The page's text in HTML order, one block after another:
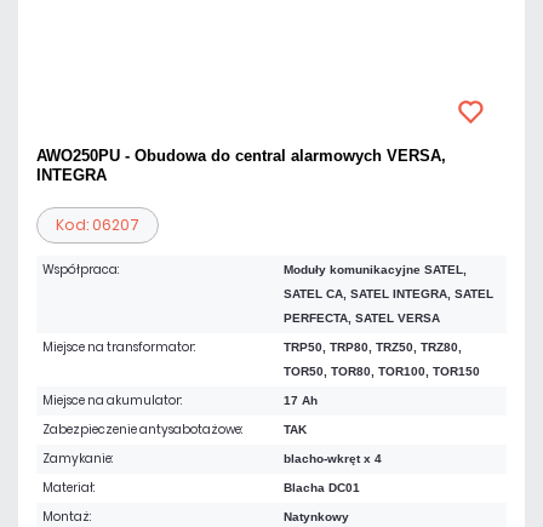
AWO250PU - Obudowa do central alarmowych VERSA,
INTEGRA
Kod: 06207
Współpraca:
Moduły komunikacyjne SATEL,
SATEL CA, SATEL INTEGRA, SATEL
PERFECTA, SATEL VERSA
Miejsce na transformator:
TRP50, TRP80, TRZ50, TRZ80,
TOR50, TOR80, TOR100, TOR150
Miejsce na akumulator: 17 Ah
Zabezpieczenie antysabotażowe: TAK
Zamykanie: blacho-wkręt x 4
Materiał: Blacha DC01
Montaż: Natynkowy